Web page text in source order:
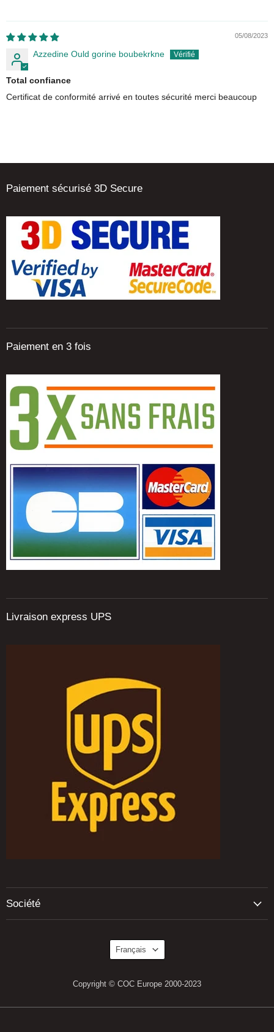
05/08/2023
Azzedine Ould gorine boubekrkne
Total confiance
Certificat de conformité arrivé en toutes sécurité merci beaucoup
Paiement sécurisé 3D Secure
Paiement en 3 fois
Livraison express UPS
Société
Copyright © COC Europe 2000-2023
Langue
Français